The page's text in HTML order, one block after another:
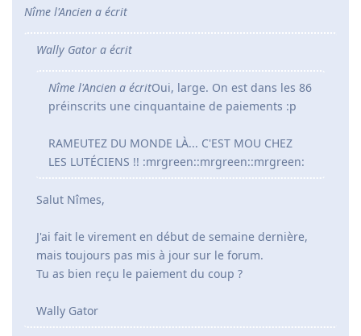
Nîme l'Ancien a écrit
Wally Gator a écrit
Nîme l'Ancien a écritOui, large. On est dans les 86
préinscrits une cinquantaine de paiements :p
RAMEUTEZ DU MONDE LÀ... C'EST MOU CHEZ
LES LUTÉCIENS !! :mrgreen::mrgreen::mrgreen:
Salut Nîmes,
J'ai fait le virement en début de semaine dernière,
mais toujours pas mis à jour sur le forum.
Tu as bien reçu le paiement du coup ?
Wally Gator